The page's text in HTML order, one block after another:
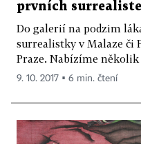
prvních
Do galerií na podzim
surrealistky v Malaze či
Praze. Nabízíme
9. 10. 2017 ▪ 6 min. čtení